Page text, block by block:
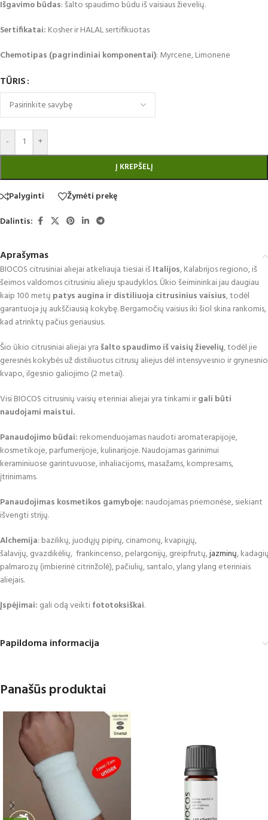
Išgavimo būdas: šalto spaudimo būdu iš vaisiaus žievelių.
Sertifikatai: Kosher ir HALAL sertifikuotas
Chemotipas (pagrindiniai komponentai): Myrcene, Limonene
TŪRIS
- +
Į KREPŠELĮ
Palyginti
Žymėti prekę
Dalintis:
Aprašymas
BIOCOS citrusiniai aliejai atkeliauja tiesiai išItalijos, Kalabrijos regiono, iš
šeimos valdomos citrusiniu alieju spaudyklos. Ūkio šeimininkai jau daugiau
kaip 100 metų patys augina ir distiliuoja citrusinius vaisius, todėl
garantuoja jų aukščiausią kokybę. Bergamočių vaisius iki šiol skina rankomis,
kad atrinktų pačius geriausius.
Šio ūkio citrusiniai aliejai yrašalto spaudimo iš vaisių žievelių, todėl jie
geresnės kokybės už distiliuotus citrusų aliejus dėl intensyvesnio ir grynesnio
kvapo, ilgesnio galiojimo (2 metai).
Visi BIOCOS citrusinių vaisių eteriniai aliejai yra tinkami irgali būti
naudojami maistui.
Panaudojimo būdai: rekomenduojamas naudoti aromaterapijoje,
kosmetikoje, parfumerijoje, kulinarijoje. Naudojamas garinimui
keraminiuose garintuvuose, inhaliacijoms, masažams, kompresams,
įtrinimams.
Panaudojimas kosmetikos gamyboje: naudojamas priemonėse, siekiant
išvengti strijų.
Alchemija: bazilikų, juodųjų pipirų, cinamonų, kvapiųjų,
šalavijų, gvazdikėlių, frankincenso, pelargonijų, greipfrutų,jazminų,
palmarozų (imbierinė citrinžolė), pačiulių, santalo, ylang ylang eteriniais
aliejais.
Įspėjimai: gali odą veiktifototoksiškai.
Papildoma informacija
Panašūs produktai